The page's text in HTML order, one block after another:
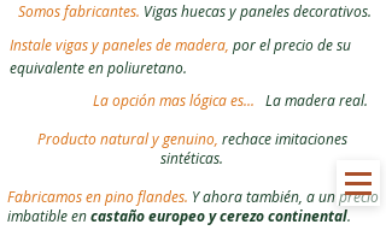
Somos fabricantes. Vigas huecas y paneles decorativos.
La opción mas lógica es...
La madera real.
Producto natural y genuino, rechace imitaciones
sintéticas.
Instale vigas y paneles de madera, por el precio de su
equivalente en poliuretano.
Fabricamos en pino flandes. Y ahora también, a un precio
imbatible encastaño europeo y cerezo continental.